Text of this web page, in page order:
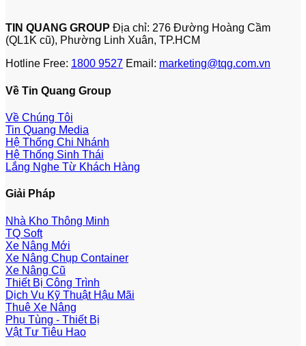
TIN QUANG GROUP Địa chỉ: 276 Đường Hoàng Cầm
(QL1K cũ), Phường Linh Xuân, TP.HCM
Hotline Free: 1800 9527 Email: marketing@tqg.com.vn
Về Tin Quang Group
Về Chúng Tôi
Tin Quang Media
Hệ Thống Chi Nhánh
Hệ Thống Sinh Thái
Lắng Nghe Từ Khách Hàng
Giải Pháp
Nhà Kho Thông Minh
TQ Soft
Xe Nâng Mới
Xe Nâng Chụp Container
Xe Nâng Cũ
Thiết Bị Công Trình
Dịch Vụ Kỹ Thuật Hậu Mãi
Thuê Xe Nâng
Phụ Tùng - Thiết Bị
Vật Tư Tiêu Hao